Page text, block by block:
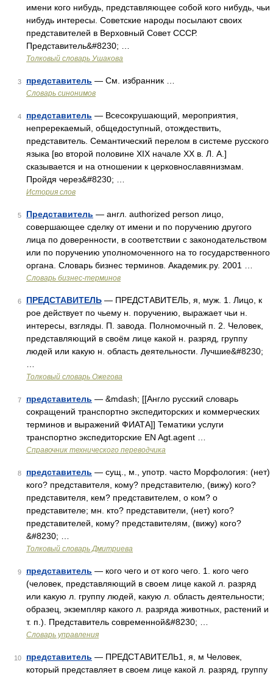
имени кого нибудь, представляющее собой кого нибудь, чьи
нибудь интересы. Советские народы посылают своих
представителей в Верховный Совет СССР.
Представитель&#8230; …
Толковый словарь Ушакова
3 представитель — См. избранник …
Словарь синонимов
4 представитель — Всесокрушающий, мероприятия,
непререкаемый, общедоступный, отождествить,
представитель. Семантический перелом в системе русского
языка [во второй половине XIX начале XX в. Л. А.]
сказывается и на отношении к церковнославянизмам.
Пройдя через&#8230; …
История слов
5 Представитель — англ. authorized person лицо,
совершающее сделку от имени и по поручению другого
лица по доверенности, в соответствии с законодательством
или по поручению уполномоченного на то государственного
органа. Словарь бизнес терминов. Академик.ру. 2001 …
Словарь бизнес-терминов
6 ПРЕДСТАВИТЕЛЬ — ПРЕДСТАВИТЕЛЬ, я, муж. 1. Лицо, к
рое действует по чьему н. поручению, выражает чьи н.
интересы, взгляды. П. завода. Полномочный п. 2. Человек,
представляющий в своём лице какой н. разряд, группу
людей или какую н. область деятельности. Лучшие&#8230;
Толковый словарь Ожегова
7 представитель — &mdash; [[Англо русский словарь
сокращений транспортно экспедиторских и коммерческих
терминов и выражений ФИАТА]] Тематики услуги
транспортно экспедиторские EN Agt.agent …
Справочник технического переводчика
8 представитель — сущ., м., употр. часто Морфология: (нет)
кого? представителя, кому? представителю, (вижу) кого?
представителя, кем? представителем, о ком? о
представителе; мн. кто? представители, (нет) кого?
представителей, кому? представителям, (вижу) кого?
&#8230; …
Толковый словарь Дмитриева
9 представитель — кого чего и от кого чего. 1. кого чего
(человек, представляющий в своем лице какой л. разряд
или какую л. группу людей, какую л. область деятельности;
образец, экземпляр какого л. разряда животных, растений и
т. п.). Представитель современной&#8230; …
Словарь управления
10 представитель — ПРЕДСТАВИТЕЛЬ1, я, м Человек,
который представляет в своем лице какой л. разряд, группу